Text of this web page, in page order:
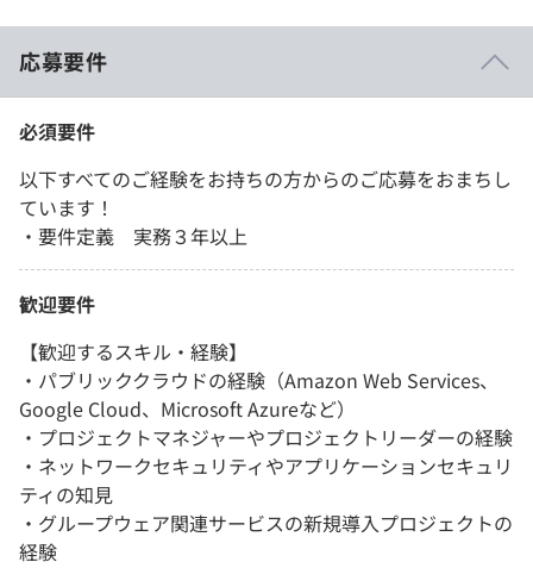
応募要件
必須要件
以下すべてのご経験をお持ちの方からのご応募をおまちし
ています！
・要件定義 実務３年以上
歓迎要件
【歓迎するスキル・経験】
・パブリッククラウドの経験（Amazon Web Services、
Google Cloud、Microsoft Azureなど）
・プロジェクトマネジャーやプロジェクトリーダーの経験
・ネットワークセキュリティやアプリケーションセキュリ
ティの知見
・グループウェア関連サービスの新規導入プロジェクトの
経験